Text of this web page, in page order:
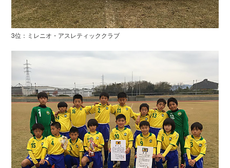
3位：ミレニオ・アスレティッククラブ